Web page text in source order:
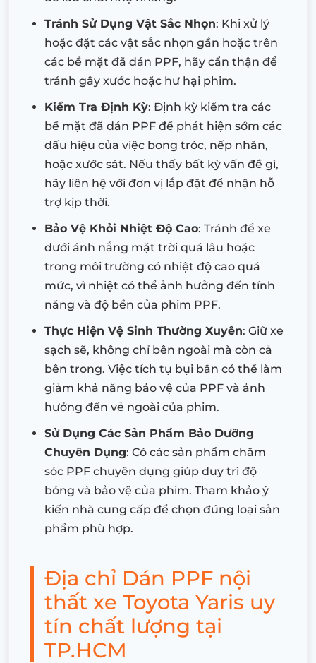
Tránh Sử Dụng Vật Sắc Nhọn: Khi xử lý
hoặc đặt các vật sắc nhọn gần hoặc trên
các bề mặt đã dán PPF, hãy cẩn thận để
tránh gây xước hoặc hư hại phim.
Kiểm Tra Định Kỳ: Định kỳ kiểm tra các
bề mặt đã dán PPF để phát hiện sớm các
dấu hiệu của việc bong tróc, nếp nhăn,
hoặc xước sát. Nếu thấy bất kỳ vấn đề gì,
hãy liên hệ với đơn vị lắp đặt để nhận hỗ
trợ kịp thời.
Bảo Vệ Khỏi Nhiệt Độ Cao: Tránh để xe
dưới ánh nắng mặt trời quá lâu hoặc
trong môi trường có nhiệt độ cao quá
mức, vì nhiệt có thể ảnh hưởng đến tính
năng và độ bền của phim PPF.
Thực Hiện Vệ Sinh Thường Xuyên: Giữ xe
sạch sẽ, không chỉ bên ngoài mà còn cả
bên trong. Việc tích tụ bụi bẩn có thể làm
giảm khả năng bảo vệ của PPF và ảnh
hưởng đến vẻ ngoài của phim.
Sử Dụng Các Sản Phẩm Bảo Dưỡng
Chuyên Dụng: Có các sản phẩm chăm
sóc PPF chuyên dụng giúp duy trì độ
bóng và bảo vệ của phim. Tham khảo ý
kiến nhà cung cấp để chọn đúng loại sản
phẩm phù hợp.
Địa chỉ Dán PPF nội
thất xe Toyota Yaris uy
tín chất lượng tại
TP.HCM